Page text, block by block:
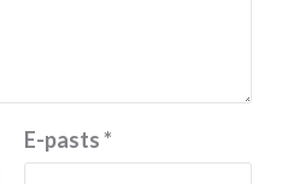
E-pasts*